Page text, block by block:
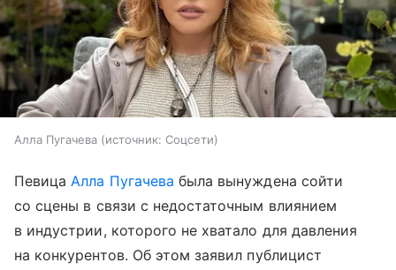
Алла Пугачева источник: Соцсети
ПевицаАлла Пугачева была вынуждена сойти
со сцены в связи с недостаточным влиянием
в индустрии, которого не хватало для давления
на конкурентов. Об этом заявил публицист